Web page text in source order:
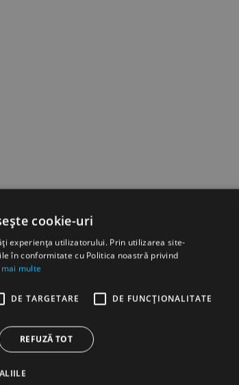
COR
cookie-uri
experiența utilizatorului. Prin utilizarea site-
în conformitate cu Politica noastră privind
multe
DE TARGETARE DE FUNCŢIONALITATE
REFUZĂ TOT